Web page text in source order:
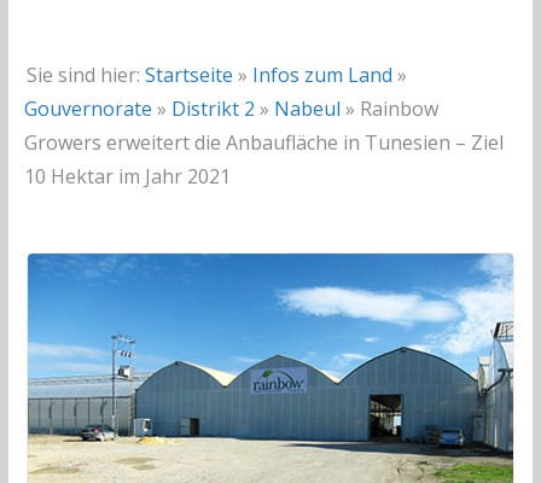
Sie sind hier: Startseite » Infos zum Land »
Gouvernorate » Distrikt 2 » Nabeul » Rainbow
Growers erweitert die Anbaufläche in Tunesien – Ziel
10 Hektar im Jahr 2021